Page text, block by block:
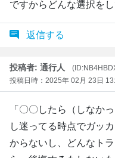
ですからどんな選択を
返信する
投稿者: 通行人
投稿日時：2025年 02月 23日
「〇〇したら（しなか
し迷ってる時点でガッ
からないし、どんなト